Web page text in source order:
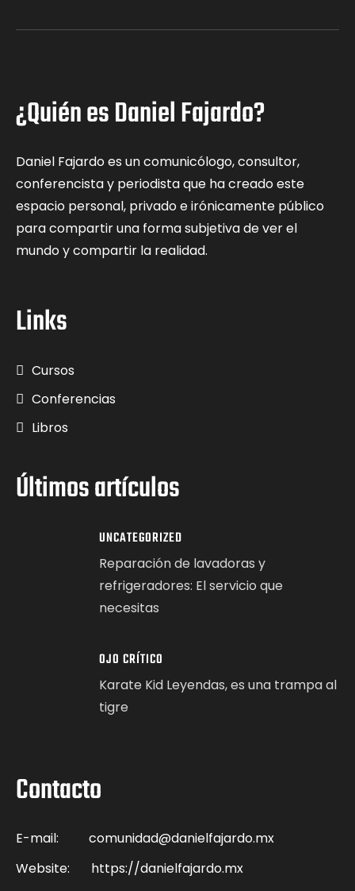
¿Quién es Daniel Fajardo?
Daniel Fajardo es un comunicólogo, consultor,
conferencista y periodista que ha creado este
espacio personal, privado e irónicamente público
para compartir una forma subjetiva de ver el
mundo y compartir la realidad.
Links
Cursos
Conferencias
Libros
Últimos artículos
UNCATEGORIZED
Reparación de lavadoras y
refrigeradores: El servicio que
necesitas
OJO CRÍTICO
Karate Kid Leyendas, es una trampa al
tigre
Contacto
E-mail:
comunidad@danielfajardo.mx
Website:
https://danielfajardo.mx